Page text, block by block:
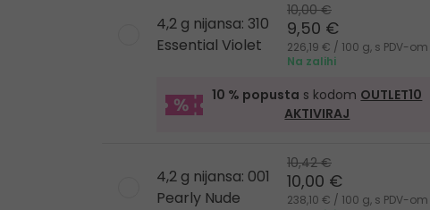
4,2 g nijansa: 310
Essential Violet
10,00 €
9,50 €
226,19 € / 100 g, s PDV-om
Na zalihi
10 % popusta s kodom OUTLET10
AKTIVIRAJ
4,2 g nijansa: 001
Pearly Nude
10,42 €
10,00 €
238,10 € / 100 g, s PDV-om